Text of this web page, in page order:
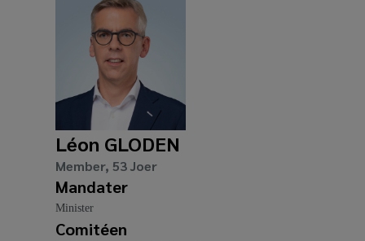
Léon GLODEN
Member, 53 Joer
Mandater
Minister
Comitéen